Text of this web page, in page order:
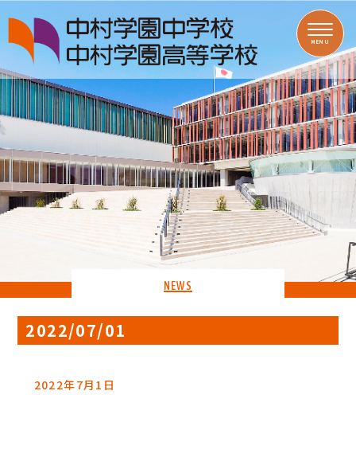
MENU
NEWS
2022/07/01
2022年7月1日